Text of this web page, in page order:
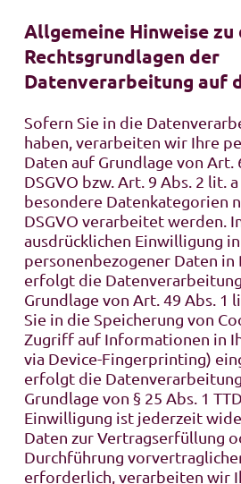
Allgemeine Hinweise zu
Rechtsgrundlagen der
Datenverarbeitung auf
Sofern Sie in die
haben, verarbeiten wir Ihre
Daten auf Grundlage von Art.
DSGVO bzw. Art. 9 Abs. 2 lit.
besondere Datenkategorien
DSGVO verarbeitet werden.
ausdrücklichen Einwilligung
personenbezogener Daten
erfolgt die
Grundlage von Art. 49 Abs. 1
Sie in die Speicherung von
Zugriff auf Informationen in
via Device-Fingerprinting)
erfolgt die
Grundlage von § 25 Abs. 1
Einwilligung ist jederzeit
Daten zur Vertragserfüllung
Durchführung
erforderlich, verarbeiten wir